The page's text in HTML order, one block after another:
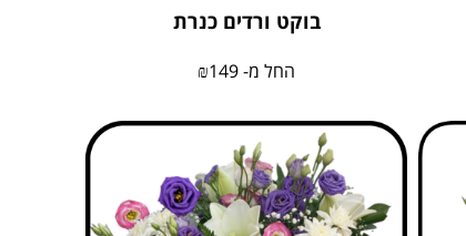
בוקט ורדים כנרת
החל מ- ₪149